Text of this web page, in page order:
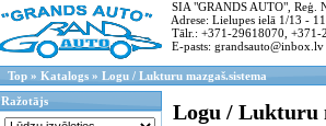
SIA "GRANDS AUTO", Reģ.
Adrese: Lielupes ielā 1/13 -
Tālr.: +371-29618070, +371-
E-pasts: grandsauto@inbox.lv
Top » Katalogs » Logu / Lukturu mazgaš.sistema
Logu / Lukturu
Ražotājs